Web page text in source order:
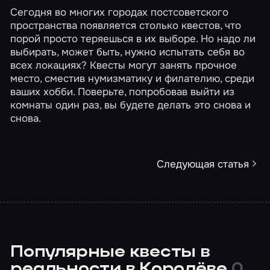
Сегодня во многих городах постсоветского
пространства появляется столько квестов, что
порой просто теряешься в их выборе. Но надо ли
выбирать, может быть, нужно испытать себя во
всех локациях? Квесты могут занять прочное
место, сместив нумизматику и филателию, среди
ваших хобби. Поверьте, попробовав выйти из
комнаты один раз, вы будете делать это снова и
снова.
Следующая статья
Популярные квесты в